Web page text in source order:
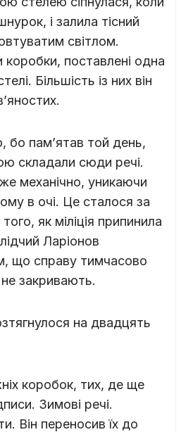
і залила тісний
світлом.
поставлені одна
Більшість із них він
бо пам’ятав той день,
складали сюди речі.
механічно, уникаючи
в очі. Це сталося за
того, як міліція припинила
Ларіонов
що справу тимчасово
закривають.
на двадцять
коробок, тих, де ще
Зимові речі.
Він переносив їх до